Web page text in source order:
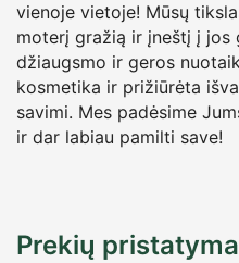
vienoje vietoje! Mūsų
moterį gražią ir įneštį į jos
džiaugsmo ir geros
kosmetika ir prižiūrėta
savimi. Mes padėsime
ir dar labiau pamilti save!
Prekių